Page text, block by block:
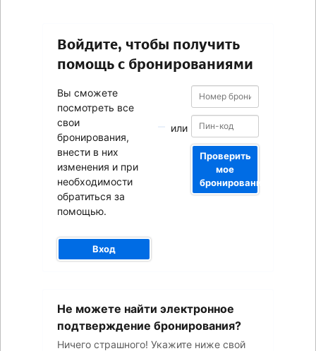
Войдите, чтобы получить
помощь с бронированиями
Вы сможете
посмотреть все
свои
бронирования,
внести в них
изменения и при
необходимости
обратиться за
помощью.
Вход
или
Номер
бронирования
Номер
бронирования
Проверить
мое
бронирование
Не можете найти электронное
подтверждение бронирования?
Ничего страшного! Укажите ниже свой
адрес
электронной
почты